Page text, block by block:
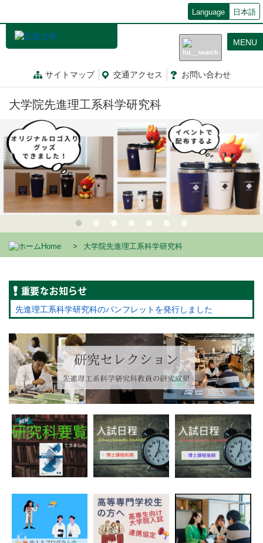
Language 日本語
サイトマップ 交通アクセス お問い合わせ
MENU
大学院先進理工系科学研究科
Home 大学院先進理工系科学研究科
先進理工系科学研究科のパンフレットを発行しました